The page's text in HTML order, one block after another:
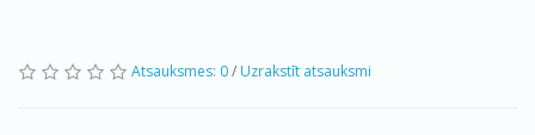
Atsauksmes: 0/ Uzrakstīt atsauksmi